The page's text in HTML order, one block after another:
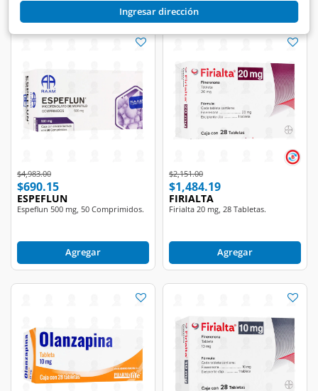
Ingresar dirección
(50 productos)
Price reduced from
$4,983.00to
$690.15
ESPEFLUN
Espeflun 500 mg, 50 Comprimidos.
Agregar
Price reduced from
$2,151.00to
$1,484.19
FIRIALTA
Firialta 20 mg, 28 Tabletas.
Agregar